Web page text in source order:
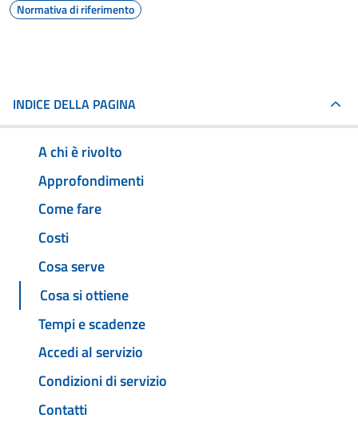
Normativa di riferimento
INDICE DELLA PAGINA
A chi è rivolto
Approfondimenti
Come fare
Costi
Cosa serve
Cosa si ottiene
Tempi e scadenze
Accedi al servizio
Condizioni di servizio
Contatti